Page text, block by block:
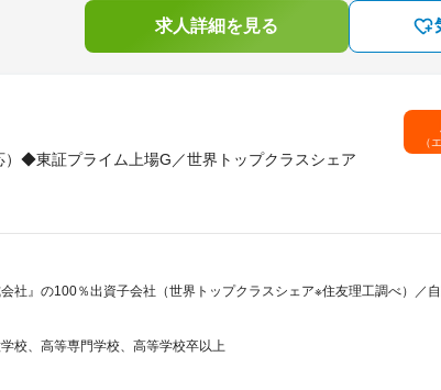
求人詳細を見る
）◆東証プライム上場G／世界トップクラスシェア
（
社』の100％出資子会社（世界トップクラスシェア※住友理工調べ）／
校、高等専門学校、高等学校卒以上